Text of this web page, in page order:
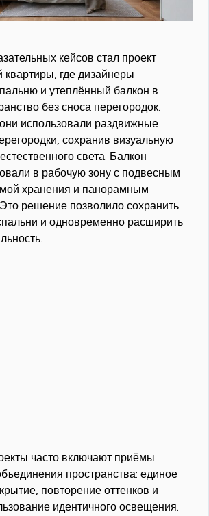
кейсов стал проект
квартиры, где дизайнеры
и утеплённый балкон в
без сноса перегородок.
использовали раздвижные
сохранив визуальную
света. Балкон
в рабочую зону с подвесным
хранения и панорамным
решение позволило сохранить
и одновременно расширить
часто включают приёмы
пространства: единое
повторение оттенков и
идентичного освещения.